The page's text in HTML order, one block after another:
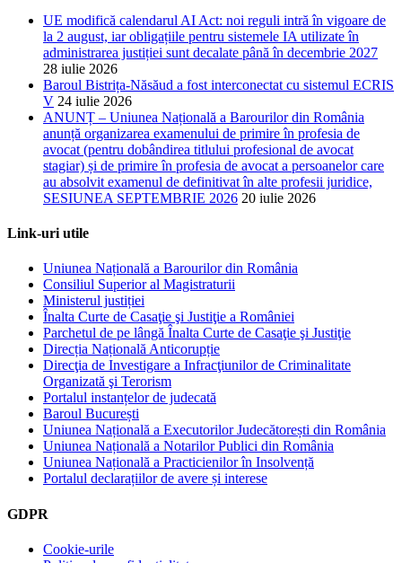
UE modifică calendarul AI Act: noi reguli intră în vigoare de
la 2 august, iar obligațiile pentru sistemele IA utilizate în
administrarea justiției sunt decalate până în decembrie 2027
28 iulie 2026
Baroul Bistrița-Năsăud a fost interconectat cu sistemul ECRIS
V 24 iulie 2026
ANUNȚ – Uniunea Națională a Barourilor din România
anunță organizarea examenului de primire în profesia de
avocat (pentru dobândirea titlului profesional de avocat
stagiar) și de primire în profesia de avocat a persoanelor care
au absolvit examenul de definitivat în alte profesii juridice,
SESIUNEA SEPTEMBRIE 2026 20 iulie 2026
Link-uri utile
Uniunea Națională a Barourilor din România
Consiliul Superior al Magistraturii
Ministerul justiției
Înalta Curte de Casaţie şi Justiţie a României
Parchetul de pe lângă Înalta Curte de Casaţie şi Justiţie
Direcția Națională Anticorupție
Direcţia de Investigare a Infracţiunilor de Criminalitate
Organizată şi Terorism
Portalul instanțelor de judecată
Baroul București
Uniunea Națională a Executorilor Judecătorești din România
Uniunea Națională a Notarilor Publici din România
Uniunea Națională a Practicienilor în Insolvență
Portalul declarațiilor de avere și interese
GDPR
Cookie-urile